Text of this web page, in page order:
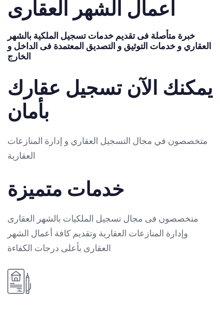
أعمال الشهر العقارى
خبرة متأصلة فى تقديم خدمات تسجيل الملكية بالشهر
العقاري و خدمات التوثيق و التصديق المعتمدة فى الداخل و
الخارج
يمكنك الآن تسجيل عقارك
بأمان
متخصصون في مجال التسجيل العقاري و إدارة المنازعات
العقارية
خدمات متميزة
متخصصون فى مجال تسجيل الملكيات بالشهر العقارى
وإدارة المنازعات العقارية وتقديم كافة أعمال الشهر
العقارى بأعلى درجات الكفاءة